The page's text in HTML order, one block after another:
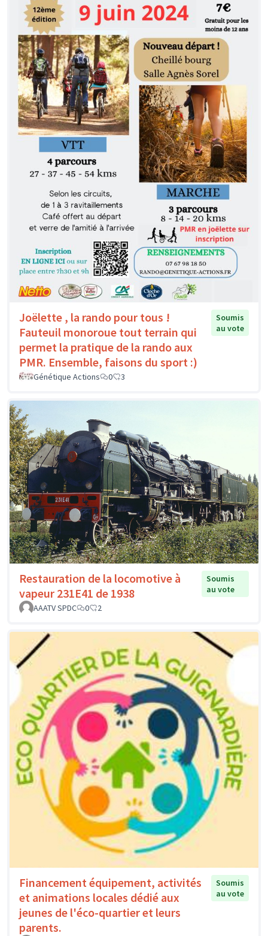
Joëlette , la rando pour tous !
Fauteuil monoroue tout terrain qui
permet la pratique de la rando aux
PMR. Ensemble, faisons du sport :)
Soumis
au vote
Génétique Actions 0 3
Restauration de la locomotive à
vapeur 231E41 de 1938
Soumis
au vote
AAATV SPDC
0 2
Financement équipement, activités
et animations locales dédié aux
jeunes de l'éco-quartier et leurs
parents.
Soumis
au vote